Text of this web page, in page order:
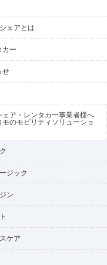
ェアとは
カー
せ
ェア・レンタカー事業者様へ
モのモビリティソリューショ
ジック
ン
ケア